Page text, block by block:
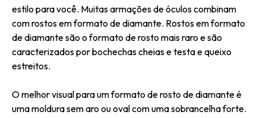
estilo para você. Muitas armações de óculos combinam
com rostos em formato de diamante. Rostos em formato
de diamante são o formato de rosto mais raro e são
caracterizados por bochechas cheias e testa e queixo
estreitos.
O melhor visual para um formato de rosto de diamante é
uma moldura sem aro ou oval com uma sobrancelha forte.